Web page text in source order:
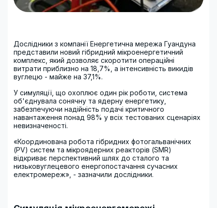
Дослідники з компанії Енергетична мережа Гуандуна
представили новий гібридний мікроенергетичний
комплекс, який дозволяє скоротити операційні
витрати приблизно на 18,7%, а інтенсивність викидів
вуглецю - майже на 37,1%.
У симуляції, що охоплює один рік роботи, система
об'єднувала сонячну та ядерну енергетику,
забезпечуючи надійність подачі критичного
навантаження понад 98% у всіх тестованих сценаріях
невизначеності.
«Координована робота гібридних фотогальванічних
(PV) систем та мікроядерних реакторів (SMR)
відкриває перспективний шлях до сталого та
низьковуглецевого енергопостачання сучасних
електромереж», - зазначили дослідники.